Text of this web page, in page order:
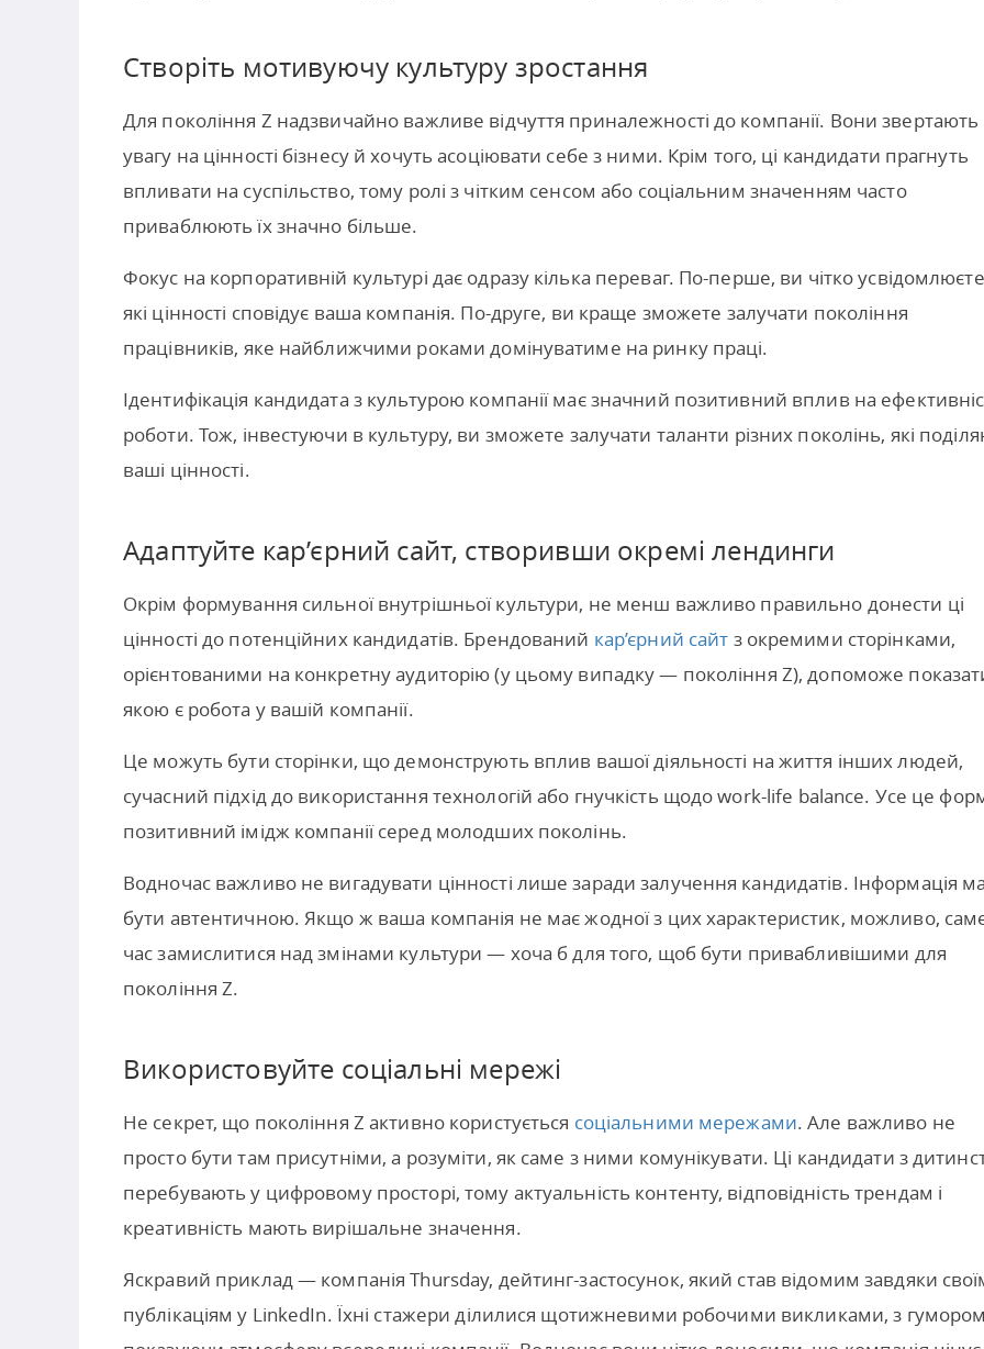
Створіть мотивуючу культуру зростання
Для покоління Z надзвичайно важливе відчуття приналежності до компанії. Вони звертають
увагу на цінності бізнесу й хочуть асоціювати себе з ними. Крім того, ці кандидати прагнуть
впливати на суспільство, тому ролі з чітким сенсом або соціальним значенням часто
приваблюють їх значно більше.
Фокус на корпоративній культурі дає одразу кілька переваг. По-перше, ви чітко
які цінності сповідує ваша компанія. По-друге, ви краще зможете залучати покоління
працівників, яке найближчими роками домінуватиме на ринку праці.
Ідентифікація кандидата з культурою компанії має значний позитивний вплив на
роботи. Тож, інвестуючи в культуру, ви зможете залучати таланти різних поколінь, які
ваші цінності.
Адаптуйте кар’єрний сайт, створивши окремі лендинги
Окрім формування сильної внутрішньої культури, не менш важливо правильно донести ці
цінності до потенційних кандидатів. Брендований кар’єрний сайт з окремими сторінками,
орієнтованими на конкретну аудиторію (у цьому випадку — покоління Z), допоможе
якою є робота у вашій компанії.
Це можуть бути сторінки, що демонструють вплив вашої діяльності на життя інших людей,
сучасний підхід до використання технологій або гнучкість щодо work-life balance. Усе це
позитивний імідж компанії серед молодших поколінь.
Водночас важливо не вигадувати цінності лише заради залучення кандидатів. Інформація
бути автентичною. Якщо ж ваша компанія не має жодної з цих характеристик, можливо,
час замислитися над змінами культури — хоча б для того, щоб бути привабливішими для
покоління Z.
Використовуйте соціальні мережі
Не секрет, що покоління Z активно користується соціальними мережами. Але важливо не
просто бути там присутніми, а розуміти, як саме з ними комунікувати. Ці кандидати з
перебувають у цифровому просторі, тому актуальність контенту, відповідність трендам і
креативність мають вирішальне значення.
Яскравий приклад — компанія Thursday, дейтинг-застосунок, який став відомим завдяки
публікаціям у LinkedIn. Їхні стажери ділилися щотижневими робочими викликами, з